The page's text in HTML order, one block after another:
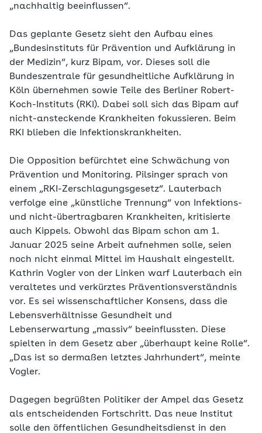
„nachhaltig beeinflussen“.
Das geplante Gesetz sieht den Aufbau eines
„Bundesinstituts für Prävention und Aufklärung in
der Medizin“, kurz Bipam, vor. Dieses soll die
Bundeszentrale für gesundheitliche Aufklärung in
Köln übernehmen sowie Teile des Berliner Robert-
Koch-Instituts (RKI). Dabei soll sich das Bipam auf
nicht-ansteckende Krankheiten fokussieren. Beim
RKI blieben die Infektionskrankheiten.
Die Opposition befürchtet eine Schwächung von
Prävention und Monitoring. Pilsinger sprach von
einem „RKI-Zerschlagungsgesetz“. Lauterbach
verfolge eine „künstliche Trennung“ von Infektions-
und nicht-übertragbaren Krankheiten, kritisierte
auch Kippels. Obwohl das Bipam schon am 1.
Januar 2025 seine Arbeit aufnehmen solle, seien
noch nicht einmal Mittel im Haushalt eingestellt.
Kathrin Vogler von der Linken warf Lauterbach ein
veraltetes und verkürztes Präventionsverständnis
vor. Es sei wissenschaftlicher Konsens, dass die
Lebensverhältnisse Gesundheit und
Lebenserwartung „massiv“ beeinflussten. Diese
spielten in dem Gesetz aber „überhaupt keine Rolle“.
„Das ist so dermaßen letztes Jahrhundert“, meinte
Vogler.
Dagegen begrüßten Politiker der Ampel das Gesetz
als entscheidenden Fortschritt. Das neue Institut
solle den öffentlichen Gesundheitsdienst in den